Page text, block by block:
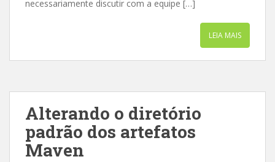
necessariamente discutir com a equipe […]
LEIA MAIS
Alterando o diretório
padrão dos artefatos
Maven